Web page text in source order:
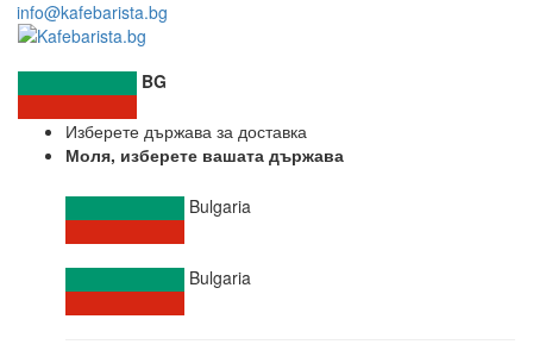
info@kafebarista.bg
BG
Изберете държава за доставка
Моля, изберете вашата държава
Bulgaria
Bulgaria